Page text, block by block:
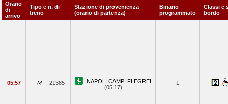
Orario
di
arrivo
Tipo e n. di
treno
Stazione di provenienza
(orario di partenza)
Binario
programmato
Classi e
bordo
05.57 21385
NAPOLI CAMPI FLEGREI
(05.17)
1